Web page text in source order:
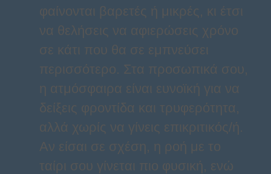
φαίνονται βαρετές ή μικρές, κι έτσι
να θελήσεις να αφιερώσεις χρόνο
σε κάτι που θα σε εμπνεύσει
περισσότερο. Στα προσωπικά σου,
η ατμόσφαιρα είναι ευνοϊκή για να
δείξεις φροντίδα και τρυφερότητα,
αλλά χωρίς να γίνεις επικριτικός/ή.
Αν είσαι σε σχέση, η ροή με το
ταίρι σου γίνεται πιο φυσική, ενώ